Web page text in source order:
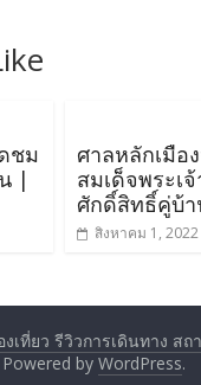
ชม
|
ศาลหลักเมือ
สมเด็จพระเ
ศักดิ์สิทธิ์คู่บ้า
สิงหาคม 1, 2022
งเที่ยว รีวิวการเดินทาง ส
Powered by WordPress.